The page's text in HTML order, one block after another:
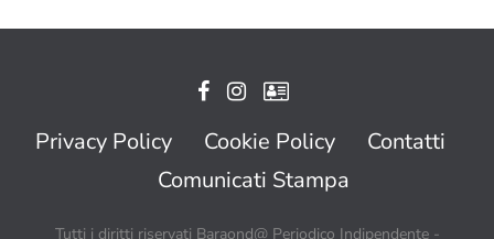
Privacy Policy Cookie Policy
Contatti
Comunicati Stampa
Tutti i diritti riservati Baraond@ Periodico Indipendente -